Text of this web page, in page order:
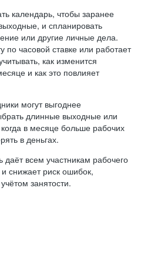
календарь, чтобы заранее
и спланировать
или другие личные дела.
по часовой ставке или работает
как изменится
и как это повлияет
могут выгоднее
длинные выходные или
в месяце больше рабочих
в деньгах.
всем участникам рабочего
снижает риск ошибок,
занятости.